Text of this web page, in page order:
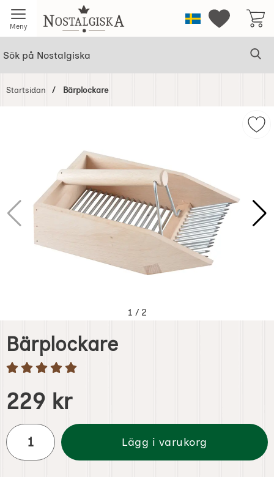
Meny Startsidan för NostalgiskaSverigeMina
Startsidan Bärplockare
1 / 2
Bärplockare
Handla denna produkt Bärplockare
pris
229 kr
antal
Lägg i varukorg